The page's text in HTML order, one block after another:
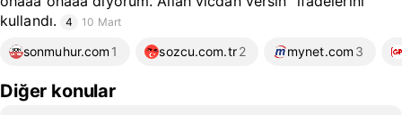
kullandı.
4 10 Mart
sonmuhur.com 1 sozcu.com.tr2 mynet.com 3
Diğer konular